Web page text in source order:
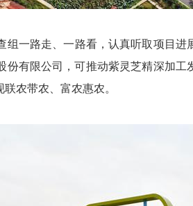
路走、一路看，认真听取项目进
有限公司，可推动紫灵芝精深加
农带农、富农惠农。